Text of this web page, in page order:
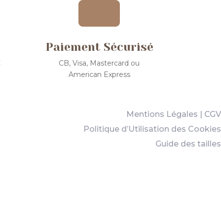
Paiement Sécurisé
CB, Visa, Mastercard ou
American Express
Mentions Légales | CGV
Politique d’Utilisation des Cookies
Guide des tailles